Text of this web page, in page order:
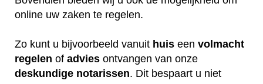
online uw zaken te regelen.
Zo kunt u bijvoorbeeld vanuit huis een volmacht
regelen of advies ontvangen van onze
deskundige notarissen. Dit bespaart u niet